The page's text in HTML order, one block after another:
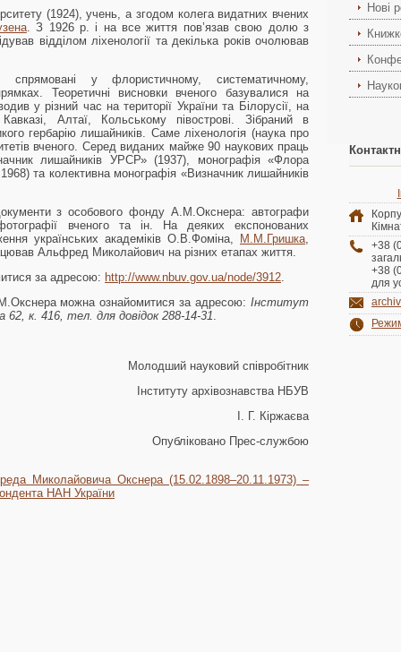
(1924), учень, а згодом колега видатних вчених
. З 1926 р. і на все життя пов’язав свою долю з
відділом ліхенології та декілька років очолював
у флористичному, систематичному,
Теоретичні висновки вченого базувалися на
у різний час на території України та Білорусії, на
Алтаї, Кольському півострові. Зібраний в
гербарію лишайників. Саме ліхенологія (наука про
вченого. Серед виданих майже 90 наукових праць
лишайників УРСР» (1937), монографія «Флора
та колективна монографія «Визначник лишайників
з особового фонду А.М.Окснера: автографи
вченого та ін. На деяких експонованих
українських академіків О.В.Фоміна,
М.М.Гришка
Альфред Миколайович на різних етапах життя.
за адресою: http://www.nbuv.gov.ua/node/3912
можна ознайомитися за адресою: Інститут
к. 416, тел. для довідок 288-14-31
Молодший науковий співробітник
Інституту архівознавства НБУВ
І. Г. Кіржаєва
Опубліковано Прес-службою
Миколайовича Окснера (15.02.1898–20.11.1973) –
НАН України
Нові
+38
+38
для